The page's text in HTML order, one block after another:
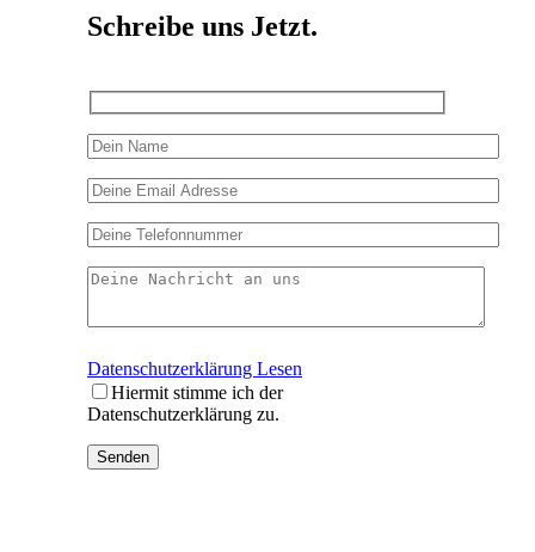
Schreibe uns Jetzt.
Datenschutzerklärung Lesen
Hiermit stimme ich der
Datenschutzerklärung zu.
Senden